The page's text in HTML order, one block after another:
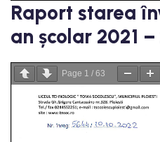
Raport starea
an școlar 2021
Page 1 / 63